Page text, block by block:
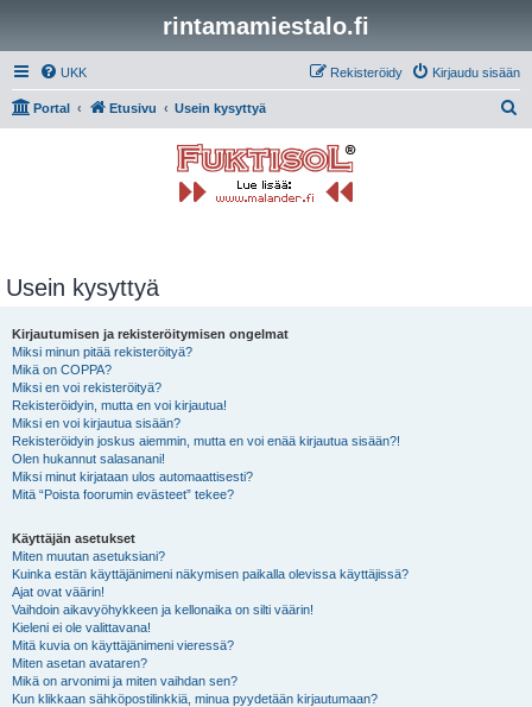
rintamamiestalo.fi
UKK Kirjaudu sisään
Rekisteröidy
Portal Etusivu Usein kysyttyä
Usein kysyttyä
Kirjautumisen ja rekisteröitymisen ongelmat
Miksi minun pitää rekisteröityä?
Mikä on COPPA?
Miksi en voi rekisteröityä?
Rekisteröidyin, mutta en voi kirjautua!
Miksi en voi kirjautua sisään?
Rekisteröidyin joskus aiemmin, mutta en voi enää kirjautua sisään?!
Olen hukannut salasanani!
Miksi minut kirjataan ulos automaattisesti?
Mitä “Poista foorumin evästeet” tekee?
Käyttäjän asetukset
Miten muutan asetuksiani?
Kuinka estän käyttäjänimeni näkymisen paikalla olevissa käyttäjissä?
Ajat ovat väärin!
Vaihdoin aikavyöhykkeen ja kellonaika on silti väärin!
Kieleni ei ole valittavana!
Mitä kuvia on käyttäjänimeni vieressä?
Miten asetan avataren?
Mikä on arvonimi ja miten vaihdan sen?
Kun klikkaan sähköpostilinkkiä, minua pyydetään kirjautumaan?